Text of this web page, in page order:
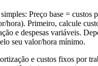
Preço base = custos
hora). Primeiro, calcule
e despesas variáveis.
seu valor/hora mínimo.
e custos fixos por